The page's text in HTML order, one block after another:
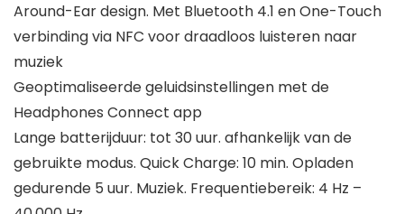
Around-Ear design. Met Bluetooth 4.1 en One-Touch
verbinding via NFC voor draadloos luisteren naar
muziek
Geoptimaliseerde geluidsinstellingen met de
Headphones Connect app
Lange batterijduur: tot 30 uur. afhankelijk van de
gebruikte modus. Quick Charge: 10 min. Opladen
gedurende 5 uur. Muziek. Frequentiebereik: 4 Hz –